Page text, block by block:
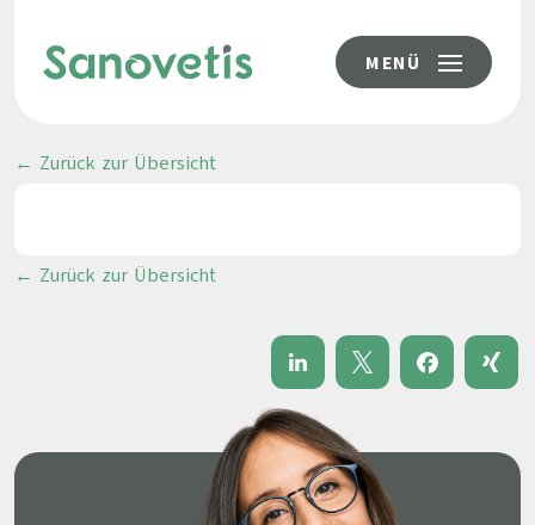
MENÜ
← Zurück zur Übersicht
← Zurück zur Übersicht